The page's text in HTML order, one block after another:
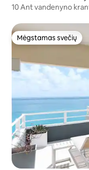
10 Ant vandenyno
Mėgstamas svečių
Mėgstamas svečių